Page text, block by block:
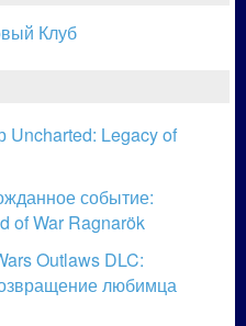
Uncharted: Legacy of
событие:
of War Ragnarök
Outlaws DLC:
любимца